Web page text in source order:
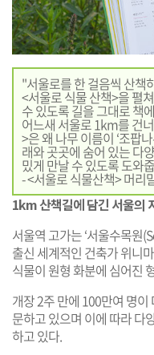
"서울로를 한 걸음씩 산책
<서울로 식물 산책>을 펼
수 있도록 길을 그대로 책
어느새 서울로 1km를 건
>은 왜 나무 이름이 ‘조팝
래와 곳곳에 숨어 있는 다
밌게 만날 수 있도록 도와
- <서울로 식물산책> 머리
1km 산책길에 담긴 서울의
서울역 고가는 ‘서울수목원
출신 세계적인 건축가 위니
식물이 원형 화분에 심어진
개장 2주 만에 100만여 명
문하고 있으며 이에 따라 다
하고 있다.